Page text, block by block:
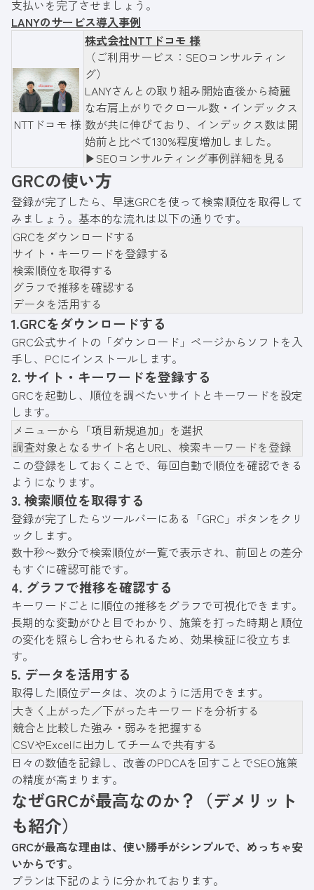
支払いを完了させましょう。
LANYのサービス導入事例
NTTドコモ 様
株式会社NTTドコモ 様
（ご利用サービス：SEOコンサルティン
グ）
LANYさんとの取り組み開始直後から綺麗
な右肩上がりでクロール数・インデックス
数が共に伸びており、インデックス数は開
始前と比べて130%程度増加しました。
▶︎SEOコンサルティング事例詳細を見る
GRCの使い方
登録が完了したら、早速GRCを使って検索順位を取得して
みましょう。基本的な流れは以下の通りです。
GRCをダウンロードする
サイト・キーワードを登録する
検索順位を取得する
グラフで推移を確認する
データを活用する
1.GRCをダウンロードする
GRC公式サイトの「ダウンロード」ページからソフトを入
手し、PCにインストールします。
2. サイト・キーワードを登録する
GRCを起動し、順位を調べたいサイトとキーワードを設定
します。
メニューから「項目新規追加」を選択
調査対象となるサイト名とURL、検索キーワードを登録
この登録をしておくことで、毎回自動で順位を確認できる
ようになります。
3. 検索順位を取得する
登録が完了したらツールバーにある「GRC」ボタンをクリ
ックします。
数十秒〜数分で検索順位が一覧で表示され、前回との差分
もすぐに確認可能です。
4. グラフで推移を確認する
キーワードごとに順位の推移をグラフで可視化できます。
長期的な変動がひと目でわかり、施策を打った時期と順位
の変化を照らし合わせられるため、効果検証に役立ちま
す。
5. データを活用する
取得した順位データは、次のように活用できます。
大きく上がった／下がったキーワードを分析する
競合と比較した強み・弱みを把握する
CSVやExcelに出力してチームで共有する
日々の数値を記録し、改善のPDCAを回すことでSEO施策
の精度が高まります。
なぜGRCが最高なのか？（デメリット
も紹介）
GRCが最高な理由は、使い勝手がシンプルで、めっちゃ安
いからです。
プランは下記のように分かれております。